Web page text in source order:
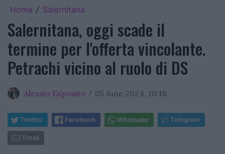
Home / Salernitana
Salernitana, oggi scade il
termine per l'offerta vincolante.
Petrachi vicino al ruolo di DS
Alessio Esposito / 05 June 2024, 10:18
Twitter Facebook Whatsapp Telegram
Email